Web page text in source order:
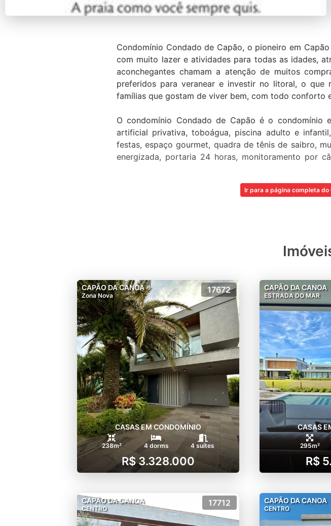
Condomínio Condado de Capão, o pioneiro em
com muito lazer e atividades para todas as idades,
aconchegantes chamam a atenção de muitos
preferidos para veranear e investir no litoral, o que
famílias que gostam de viver bem, com todo conforto
O condomínio Condado de Capão é o condomínio
artificial privativa, toboágua, piscina adulto e
festas, espaço gourmet, quadra de tênis de saibro,
energizada, portaria 24 horas, monitoramento por
grama tapete, lago artificial de 5.600,00m² com
tudo com a mais alta segurança. Localizado na
Ir para a página completa do
CAPÃO DA CANOA
Zona Nova
17672
CASAS EM CONDOMÍNIO
238m² 4 dorms 4 suítes
R$ 3.328.000
CAPÃO DA CANOA
ESTRADA DO MAR
CASAS
295m²
R$
CAPÃO DA CANOA
CENTRO
17712 CAPÃO DA CANOA
CENTRO